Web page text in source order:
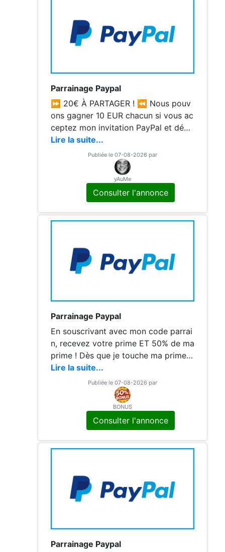
Parrainage Paypal
⏩ 20€ À PARTAGER ! ⏪ Nous pouv
ons gagner 10 EUR chacun si vous ac
ceptez mon invitation PayPal et dépe
nsez 5 EUR sur un site marchant ou e
n faisant un transfert vers un compte
tiers dans les 30 jours suivants votre
1️⃣ Les filleuls doivent compléter le p
rocessus d'ouverture de compte Pay
Pal. 2️⃣ Relier leur compte ou leur car
te bancaire
Lire la suite...
Publiée le 07-08-2026 par
yAuMe
Consulter l'annonce
Parrainage Paypal
En souscrivant avec mon code parrai
n, recevez votre prime ET 50% de ma
prime ! Dès que je touche ma prime, j
e vous verse le montant avec Wero h
ttps://wero-wallet.eu/fr via votre num
ero de portable. Dites moi si questio
n ! Bonjour ! Nous pouvons gagner un
bon d'achat de 10 € si tu ouvres un c
ompte PayPal et que tu dépenses 5 €
dans les
Lire la suite...
Publiée le 07-08-2026 par
BONUS
Consulter l'annonce
Parrainage Paypal